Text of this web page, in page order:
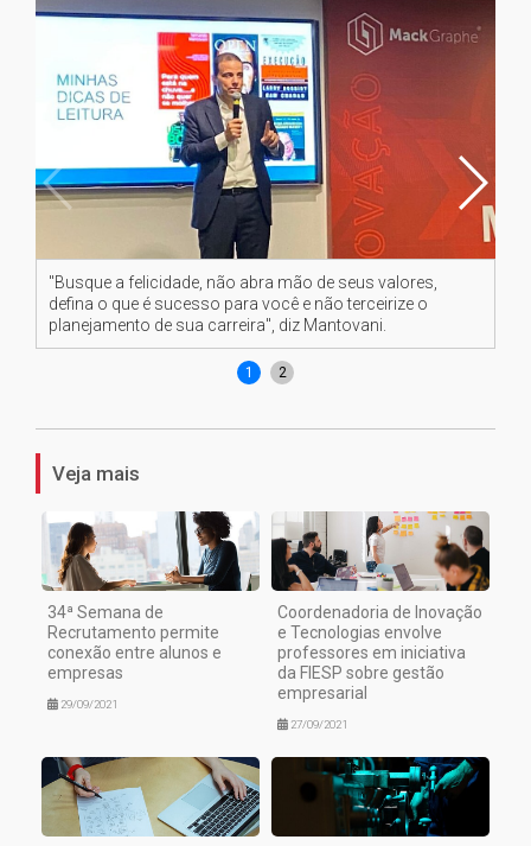
"Busque a felicidade, não abra mão de seus valores,
defina o que é sucesso para você e não terceirize o
planejamento de sua carreira", diz Mantovani.
1 2
Veja mais
34ª Semana de
Recrutamento permite
conexão entre alunos e
empresas
29/09/2021
Coordenadoria de Inovação
e Tecnologias envolve
professores em iniciativa
da FIESP sobre gestão
empresarial
27/09/2021